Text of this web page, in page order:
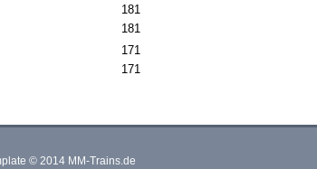
181
181
171
171
© 2014 MM-Trains.de